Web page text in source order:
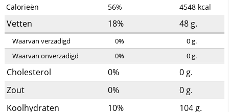
Calorieën 56% 4548 kcal
Vetten 18% 48 g.
Waarvan verzadigd 0% 0g.
Waarvan onverzadigd
0% 0g.
Cholesterol 0% 0 g.
Zout
0% 0 g.
Koolhydraten
10% 104 g.